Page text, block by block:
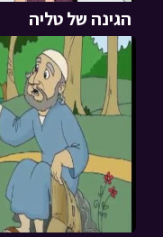
הגינה של טליה